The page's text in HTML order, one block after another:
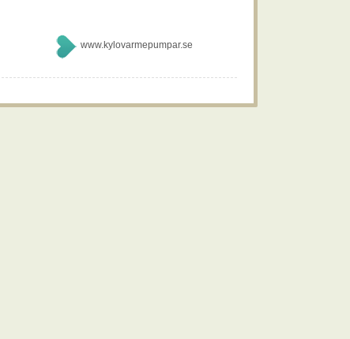
www.kylovarmepumpar.se